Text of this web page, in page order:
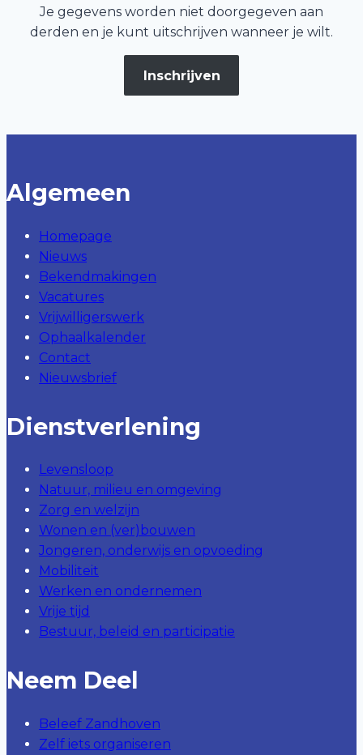
Je gegevens worden niet doorgegeven aan
derden en je kunt uitschrijven wanneer je wilt.
Inschrijven
Algemeen
Homepage
Nieuws
Bekendmakingen
Vacatures
Vrijwilligerswerk
Ophaalkalender
Contact
Nieuwsbrief
Dienstverlening
Levensloop
Natuur, milieu en omgeving
Zorg en welzijn
Wonen en (ver)bouwen
Jongeren, onderwijs en opvoeding
Mobiliteit
Werken en ondernemen
Vrije tijd
Bestuur, beleid en participatie
Neem Deel
Beleef Zandhoven
Zelf iets organiseren